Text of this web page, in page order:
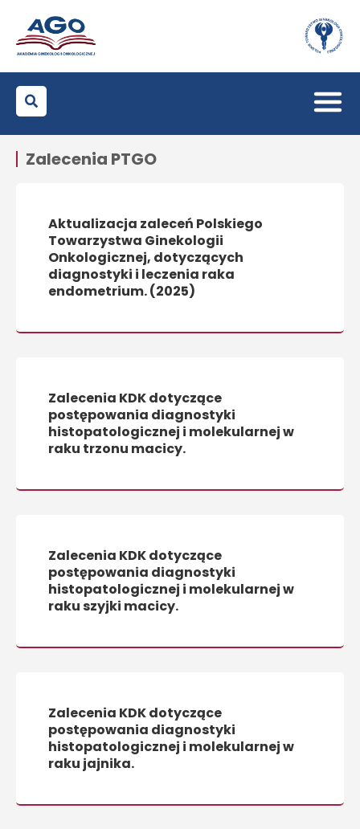
Zalecenia PTGO
Aktualizacja zaleceń Polskiego
Towarzystwa Ginekologii
Onkologicznej, dotyczących
diagnostyki i leczenia raka
endometrium. (2025)
Zalecenia KDK dotyczące
postępowania diagnostyki
histopatologicznej i molekularnej w
raku trzonu macicy.
Zalecenia KDK dotyczące
postępowania diagnostyki
histopatologicznej i molekularnej w
raku szyjki macicy.
Zalecenia KDK dotyczące
postępowania diagnostyki
histopatologicznej i molekularnej w
raku jajnika.